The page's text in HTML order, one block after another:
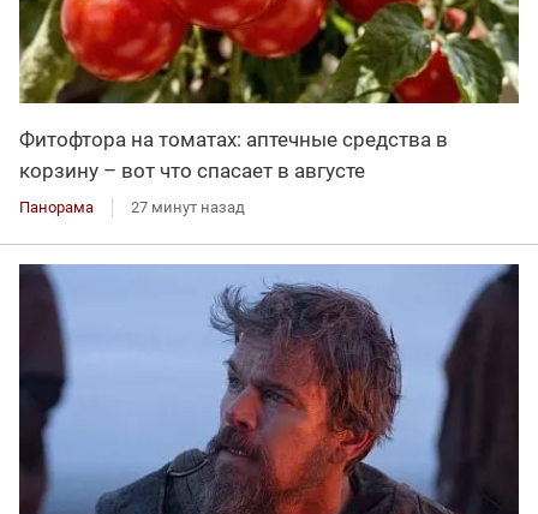
Фитофтора на томатах: аптечные средства в
корзину – вот что спасает в августе
Панорама 27 минут назад